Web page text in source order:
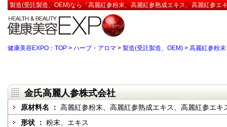
製造(受託製造、OEM)なら「高麗紅参粉末、高麗紅参熟成エキス、高麗紅参エ
健康美容EXPO：TOP > ハーブ・アロマ > 製造(受託製造、OEM) > 高麗紅参粉
金氏高麗人参株式会社
原材料名 ： 高麗紅参粉末、高麗紅参熟成エキス、高麗紅参エキ
形状 ： 粉末、エキス